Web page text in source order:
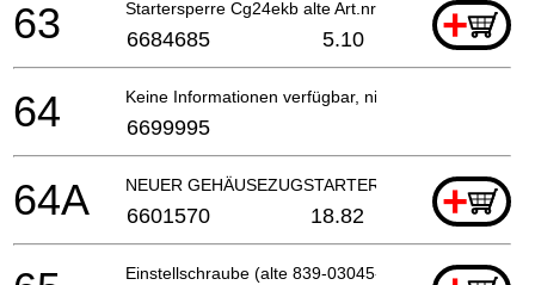
Startersperre Cg24ekb alte Art.nr.788-0651h-20
+
63 6684685 5.10
Keine Informationen verfügbar, nicht bestellbar
64 6699995
NEUER GEHÄUSEZUGSTARTERSATZ +
64A 6601570 18.82
Einstellschraube (alte 839-03045-20)